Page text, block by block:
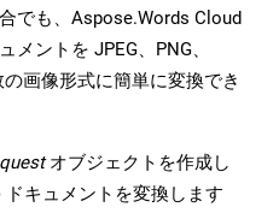
でも、Aspose.Words Cloud
メントを JPEG、PNG、
画像形式に簡単に変換でき
オブジェクトを作成し
ドキュメントを変換します